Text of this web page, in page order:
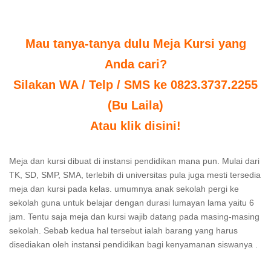
Mau tanya-tanya dulu Meja Kursi yang
Anda cari?
Silakan WA / Telp / SMS ke 0823.3737.2255
(Bu Laila)
Atau klik disini!
Meja dan kursi dibuat di instansi pendidikan mana pun. Mulai dari
TK, SD, SMP, SMA, terlebih di universitas pula juga mesti tersedia
meja dan kursi pada kelas. umumnya anak sekolah pergi ke
sekolah guna untuk belajar dengan durasi lumayan lama yaitu 6
jam. Tentu saja meja dan kursi wajib datang pada masing-masing
sekolah. Sebab kedua hal tersebut ialah barang yang harus
disediakan oleh instansi pendidikan bagi kenyamanan siswanya .